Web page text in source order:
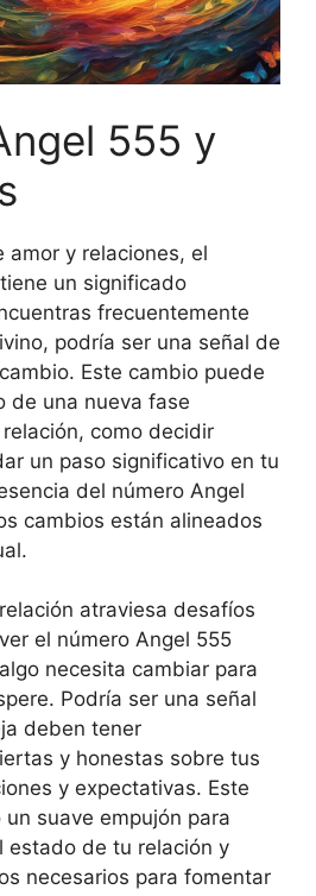
555 y
amor y relaciones, el
un significado
frecuentemente
podría ser una señal de
Este cambio puede
de una nueva fase
como decidir
un paso significativo en tu
del número Angel
cambios están alineados
atraviesa desafíos
el número Angel 555
necesita cambiar para
Podría ser una señal
deben tener
y honestas sobre tus
y expectativas. Este
suave empujón para
estado de tu relación y
necesarios para fomentar